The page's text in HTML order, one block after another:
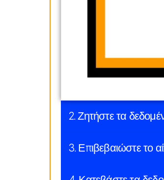
2. Ζητήστε τα
3. Επιβεβαιώστε το